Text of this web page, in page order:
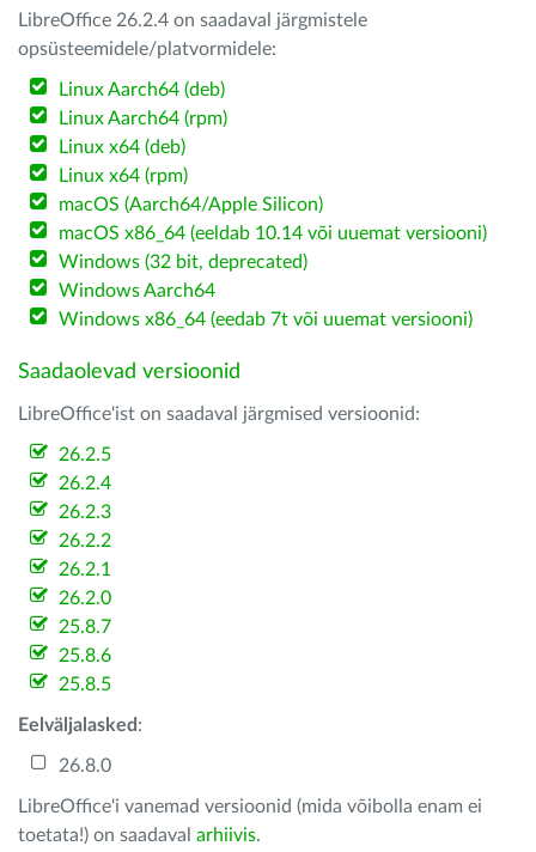
LibreOffice 26.2.4 on saadaval järgmistele
opsüsteemidele/platvormidele:
Linux Aarch64 (deb)
Linux Aarch64 (rpm)
Linux x64 (deb)
Linux x64 (rpm)
macOS (Aarch64/Apple Silicon)
macOS x86_64 (eeldab 10.14 või uuemat versiooni)
Windows (32 bit, deprecated)
Windows Aarch64
Windows x86_64 (eedab 7t või uuemat versiooni)
Saadaolevad versioonid
LibreOffice'ist on saadaval järgmised versioonid:
26.2.5
26.2.4
26.2.3
26.2.2
26.2.1
26.2.0
25.8.7
25.8.6
25.8.5
Eelväljalasked :
26.8.0
LibreOffice'i vanemad versioonid (mida võibolla enam ei
toetata!) on saadaval arhiivis.